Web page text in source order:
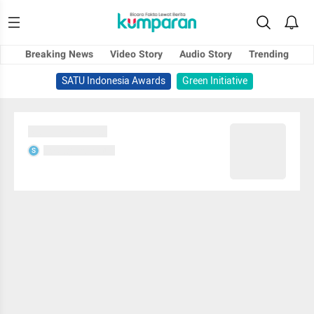
Breaking News Video Story Audio Story
Trending
SATU Indonesia Awards
Green Initiative
S